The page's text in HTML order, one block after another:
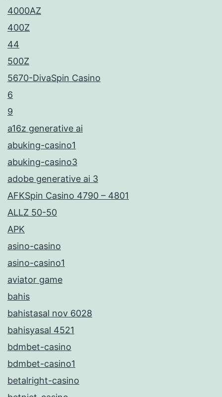
4000AZ
400Z
44
500Z
5670-DivaSpin Casino
6
9
a16z generative ai
abuking-casino1
abuking-casino3
adobe generative ai 3
AFKSpin Casino 4790 – 4801
ALLZ 50-50
APK
asino-casino
asino-casino1
aviator game
bahis
bahistasal nov 6028
bahisyasal 4521
bdmbet-casino
bdmbet-casino1
betalright-casino